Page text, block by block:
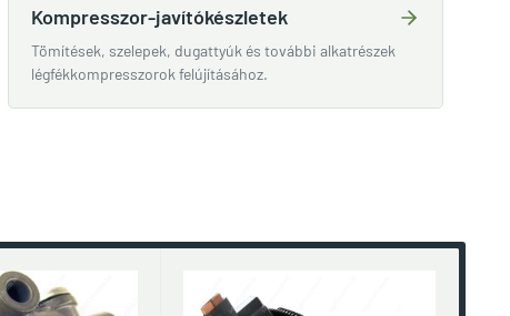
Kompresszor-javítókészletek
Tömítések, szelepek, dugattyúk és további alkatrészek
légfékkompresszorok felújításához.